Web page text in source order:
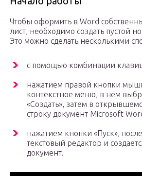
Чтобы оформить в Word
лист, необходимо создать пустой
Это можно сделать несколькими
с помощью комбинации
нажатием правой кнопки
контекстное меню, в нем
«Создать», затем в
строку документ Microsoft
нажатием кнопки «Пуск»,
текстовый редактор и
документ.